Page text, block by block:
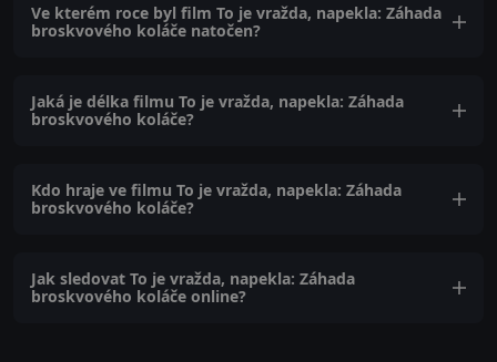
Ve kterém roce byl film To je vražda, napekla: Záhada
broskvového koláče natočen?
Jaká je délka filmu To je vražda, napekla: Záhada
broskvového koláče?
Kdo hraje ve filmu To je vražda, napekla: Záhada
broskvového koláče?
Jak sledovat To je vražda, napekla: Záhada
broskvového koláče online?